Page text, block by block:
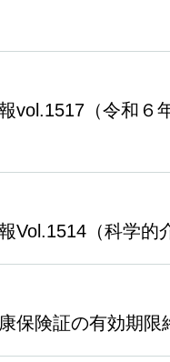
vol.1517（令和
Vol.1514（科学
保険証の有効期